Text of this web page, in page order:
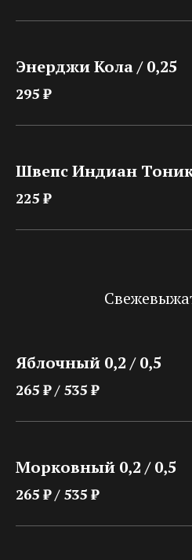
Энерджи Кола / 0,25
295 ₽
Швепс Индиан Тоник
225 ₽
Яблочный 0,2 / 0,5
265 ₽ / 535 ₽
Морковный 0,2 / 0,5
265 ₽ / 535 ₽